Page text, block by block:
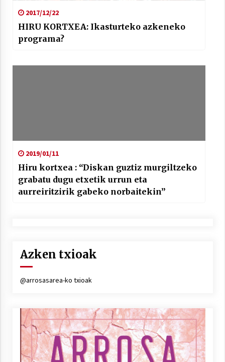
2017/12/22
HIRU KORTXEA: Ikasturteko azkeneko
programa?
2019/01/11
Hiru kortxea : “Diskan guztiz murgiltzeko
grabatu dugu etxetik urrun eta
aurreiritzirik gabeko norbaitekin”
Azken txioak
@arrosasarea-ko txioak